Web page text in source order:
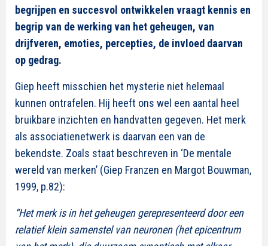
begrijpen en succesvol ontwikkelen vraagt kennis en
begrip van de werking van het geheugen, van
drijfveren, emoties, percepties, de invloed daarvan
op gedrag.
Giep heeft misschien het mysterie niet helemaal
kunnen ontrafelen. Hij heeft ons wel een aantal heel
bruikbare inzichten en handvatten gegeven. Het merk
als associatienetwerk is daarvan een van de
bekendste. Zoals staat beschreven in ‘De mentale
wereld van merken’ (Giep Franzen en Margot Bouwman,
1999, p.82):
“Het merk is in het geheugen gerepresenteerd door een
relatief klein samenstel van neuronen (het epicentrum